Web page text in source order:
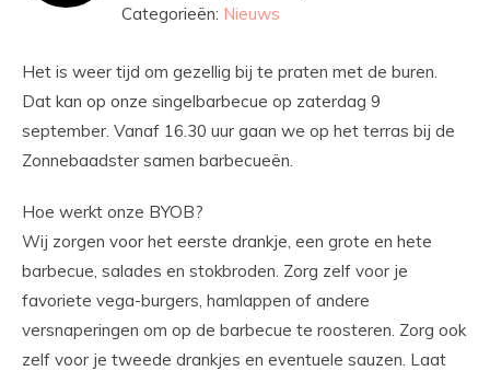
Categorieën: Nieuws
Het is weer tijd om gezellig bij te praten met de buren.
Dat kan op onze singelbarbecue op zaterdag 9
september. Vanaf 16.30 uur gaan we op het terras bij de
Zonnebaadster samen barbecueën.
Hoe werkt onze BYOB?
Wij zorgen voor het eerste drankje, een grote en hete
barbecue, salades en stokbroden. Zorg zelf voor je
favoriete vega-burgers, hamlappen of andere
versnaperingen om op de barbecue te roosteren. Zorg ook
zelf voor je tweede drankjes en eventuele sauzen. Laat